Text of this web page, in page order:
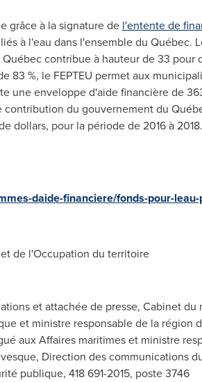
grâce à la signature de l'entente de
à l'eau dans l'ensemble du Québec.
contribue à hauteur de 33 pour
83 %, le FEPTEU permet aux
une enveloppe d'aide financière de
du gouvernement du
dollars, pour la période de 2016 à 2018.
daide-financiere/fonds-pour-
de l'Occupation du territoire
et attachée de presse, Cabinet
et ministre responsable de la région
aux Affaires maritimes et ministre
Direction des communications
publique, 418 691-2015, poste 3746